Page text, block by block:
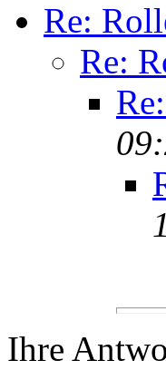
Re:
Re:
Ihre